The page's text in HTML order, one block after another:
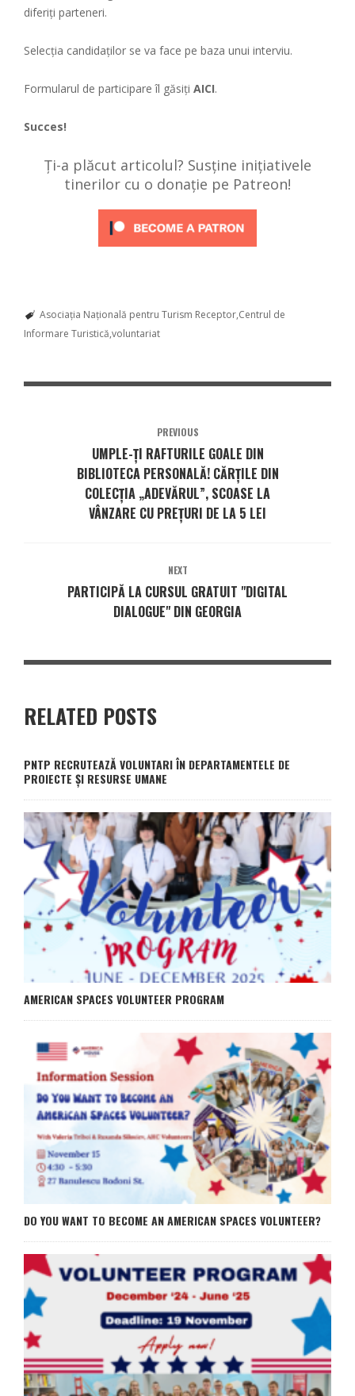
diferiți parteneri.
Selecția candidaților se va face pe baza unui interviu.
Formularul de participare îl găsiți AICI.
Succes!
Ți-a plăcut articolul? Susține inițiativele
tinerilor cu o donație pe Patreon!
Asociația Națională pentru Turism Receptor Centrul de
Informare Turistică voluntariat
PREVIOUS
UMPLE-ȚI RAFTURILE GOALE DIN
BIBLIOTECA PERSONALĂ! CĂRȚILE DIN
COLECȚIA „ADEVĂRUL”, SCOASE LA
VÂNZARE CU PREȚURI DE LA 5 LEI
NEXT
PARTICIPĂ LA CURSUL GRATUIT "DIGITAL
DIALOGUE" DIN GEORGIA
RELATED POSTS
PNTP RECRUTEAZĂ VOLUNTARI ÎN DEPARTAMENTELE DE
PROIECTE ȘI RESURSE UMANE
AMERICAN SPACES VOLUNTEER PROGRAM
DO YOU WANT TO BECOME AN AMERICAN SPACES VOLUNTEER?